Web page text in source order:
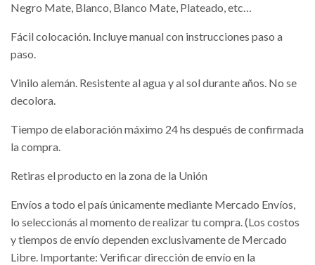
Negro Mate, Blanco, Blanco Mate, Plateado, etc…
Fácil colocación. Incluye manual con instrucciones paso a
paso.
Vinilo alemán. Resistente al agua y al sol durante años. No se
decolora.
Tiempo de elaboración máximo 24 hs después de confirmada
la compra.
Retiras el producto en la zona de la Unión
Envíos a todo el país únicamente mediante Mercado Envíos,
lo seleccionás al momento de realizar tu compra. (Los costos
y tiempos de envío dependen exclusivamente de Mercado
Libre. Importante: Verificar dirección de envío en la